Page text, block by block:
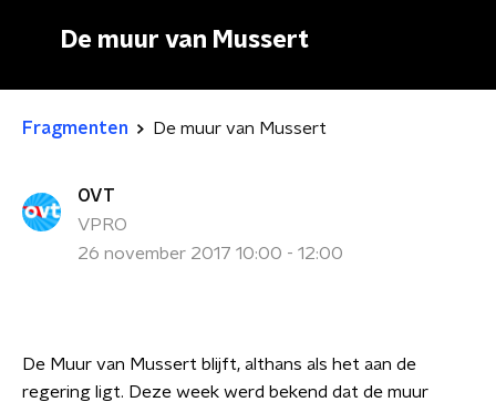
De muur van Mussert
Fragmenten De muur van Mussert
OVT
VPRO
26 november 2017 10:00 - 12:00
De Muur van Mussert blijft, althans als het aan de
regering ligt. Deze week werd bekend dat de muur